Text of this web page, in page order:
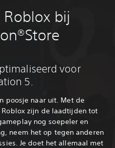
bij
voor
5.
poosje naar uit. Met de
Roblox zijn de laadtijden tot
nog soepeler en
neem het op tegen anderen
Je doet het allemaal met